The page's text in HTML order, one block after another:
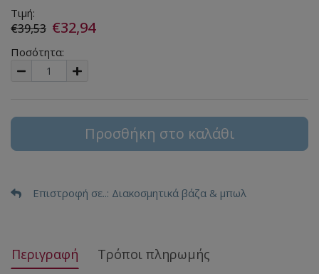
Τιμή:
€39,53 €32,94
Ποσότητα:
Προσθήκη στο καλάθι
Επιστροφή σε..: Διακοσμητικά βάζα & μπωλ
Περιγραφή Τρόποι πληρωμής